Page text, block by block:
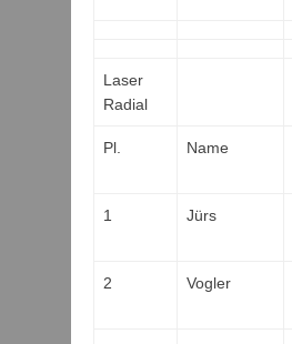
Laser
Radial
Pl. Name
1 Jürs
2 Vogler